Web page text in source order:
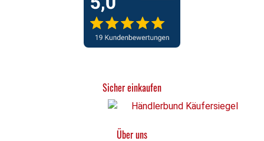
anspruchsvollen Reinigung im Haushalt. Ein
unverzichtbares Ersatzteil für jeden Puzzi-Besitzer.
Ihre Vorteile auf einen Blick Maximale Kompatibilität
Passend für Puzzi 8/1 & 9/1 Passend für Puzzi 10/1
110 mm Arbeitsbreite Transparente Saugdüse
Ergonomische Kurzform Leichtgewicht (0,3 kg)
Sicher einkaufen
Über uns